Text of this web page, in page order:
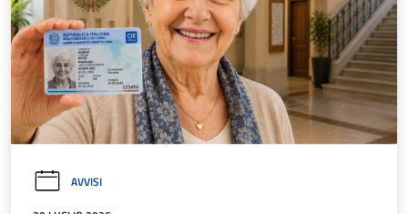
AVVISI